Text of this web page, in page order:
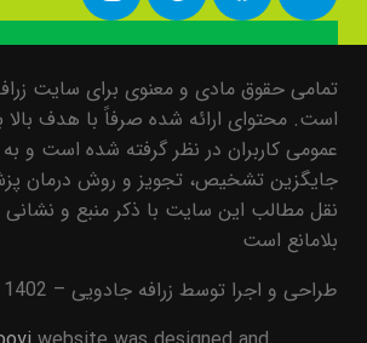
تمامی حقوق مادی و معنوی برای سایت
است. محتوای ارائه شده صرفاً با هدف بالا
عمومی کاربران در نظر گرفته شده است و
جایگزین تشخیص، تجویز و روش درمان
نقل مطالب این سایت با ذکر منبع و نشانی
بلامانع است
طراحی و اجرا توسط زرافه جادویی – 1402